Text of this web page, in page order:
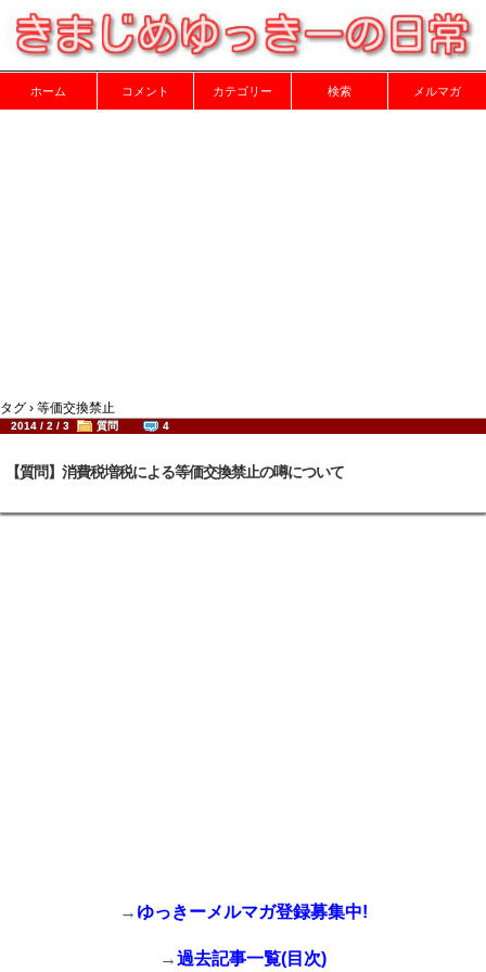
ホーム コメント カテゴリー 検索 メルマガ
タグ › 等価交換禁止
2014 / 2 / 3 質問 4
【質問】消費税増税による等価交換禁止の噂について
→ ゆっきーメルマガ登録募集中!
→過去記事一覧(目次)